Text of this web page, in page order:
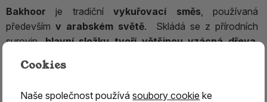
Bakhoor je tradičnívykuřovací směs, používaná
především v arabském světě. Skládá se z přírodních
surovin,hlavní složku tvoří většinou vzácná dřeva,
složkami, jako jsou éterické oleje, pryskyřice, ambra a
Cookies
Naše společnost používásoubory cookie ke